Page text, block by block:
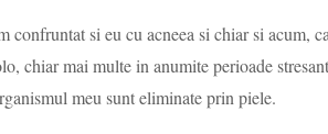
confruntat si eu cu acneea si chiar si acum,
chiar mai multe in anumite perioade
meu sunt eliminate prin piele.